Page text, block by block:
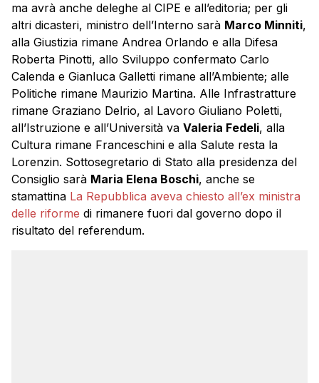
ma avrà anche deleghe al CIPE e all’editoria; per gli
altri dicasteri, ministro dell’Interno sarà Marco Minniti,
alla Giustizia rimane Andrea Orlando e alla Difesa
Roberta Pinotti, allo Sviluppo confermato Carlo
Calenda e Gianluca Galletti rimane all’Ambiente; alle
Politiche rimane Maurizio Martina. Alle Infrastratture
rimane Graziano Delrio, al Lavoro Giuliano Poletti,
all’Istruzione e all’Università va Valeria Fedeli, alla
Cultura rimane Franceschini e alla Salute resta la
Lorenzin. Sottosegretario di Stato alla presidenza del
Consiglio sarà Maria Elena Boschi, anche se
stamattina La Repubblica aveva chiesto all’ex ministra
delle riforme di rimanere fuori dal governo dopo il
risultato del referendum.